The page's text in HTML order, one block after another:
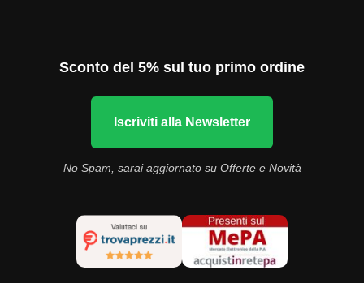
Sconto del 5% sul tuo primo ordine
Iscriviti alla Newsletter
No Spam, sarai aggiornato su Offerte e Novità